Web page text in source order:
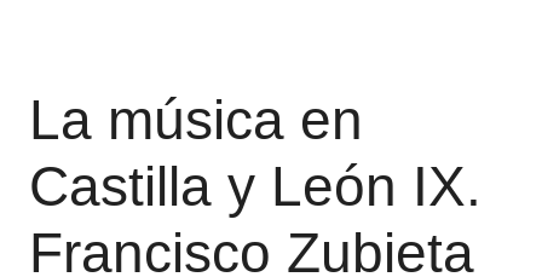
La música en
Castilla y León IX.
Francisco Zubieta